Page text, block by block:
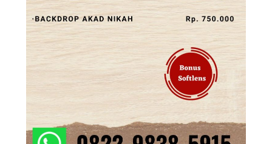
facts
https://www.stockswatches.com
anchor
https://
check
this